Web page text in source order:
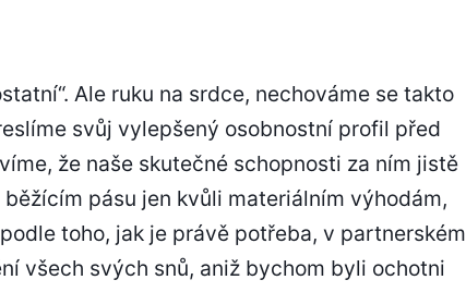
Ale ruku na srdce, nechováme se takto
svůj vylepšený osobnostní profil před
že naše skutečné schopnosti za ním jistě
pásu jen kvůli materiálním výhodám,
toho, jak je právě potřeba, v partnerském
všech svých snů, aniž bychom byli ochotni